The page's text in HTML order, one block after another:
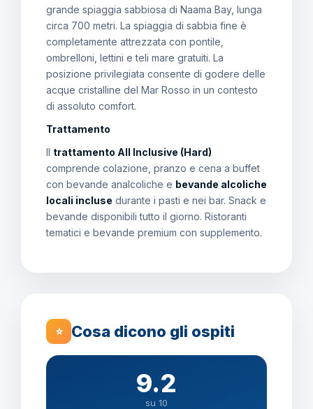
grande spiaggia sabbiosa di Naama Bay, lunga
circa 700 metri. La spiaggia di sabbia fine è
completamente attrezzata con pontile,
ombrelloni, lettini e teli mare gratuiti. La
posizione privilegiata consente di godere delle
acque cristalline del Mar Rosso in un contesto
di assoluto comfort.
Trattamento
Il trattamento All Inclusive (Hard)
comprende colazione, pranzo e cena a buffet
con bevande analcoliche e bevande alcoliche
locali incluse durante i pasti e nei bar. Snack e
bevande disponibili tutto il giorno. Ristoranti
tematici e bevande premium con supplemento.
⭐ Cosa dicono gli ospiti
9.2
su 10